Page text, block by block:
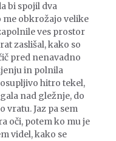
bi spojil dva
me obkrožajo velike
ves prostor
zaslišal, kako so
pred nenavadno
in polnila
hitro tekel,
nad gležnje, do
vratu. Jaz pa sem
oči, potem ko mu je
videl, kako se